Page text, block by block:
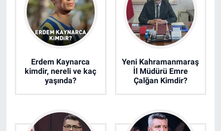
Erdem Kaynarca
kimdir, nereli ve kaç
yaşında?
Yeni Kahramanmaraş
İl Müdürü Emre
Çalğan Kimdir?